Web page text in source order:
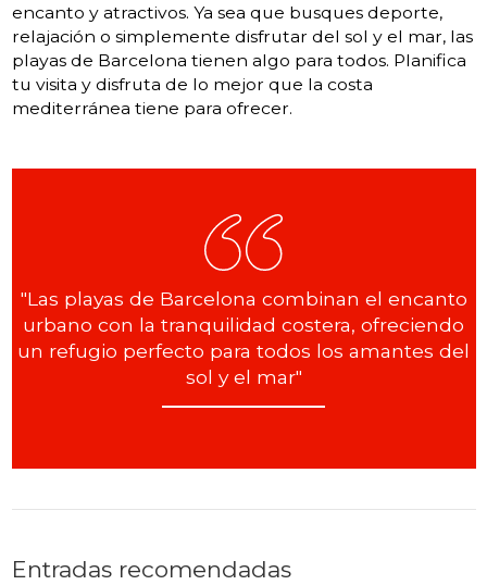
encanto y atractivos. Ya sea que busques deporte,
relajación o simplemente disfrutar del sol y el mar, las
playas de Barcelona tienen algo para todos. Planifica
tu visita y disfruta de lo mejor que la costa
mediterránea tiene para ofrecer.
"Las playas de Barcelona combinan el encanto
urbano con la tranquilidad costera, ofreciendo
un refugio perfecto para todos los amantes del
sol y el mar"
Entradas recomendadas